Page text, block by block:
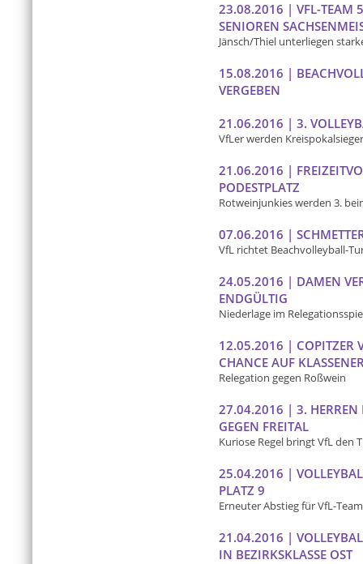
23.08.2016 | VFL-TEAM
SENIOREN
Jänsch/Thiel unterliegen
15.08.2016 |
VERGEBEN
21.06.2016 | 3.
VfLer werden Kreispokalsieger
21.06.2016 |
PODESTPLATZ
Rotweinjunkies werden 3.
07.06.2016 |
VfL richtet Beachvolleyball-
24.05.2016 | DAMEN
ENDGÜLTIG
Niederlage im
12.05.2016 | COPITZER
CHANCE AUF
Relegation gegen Roßwein
27.04.2016 | 3. HERREN
GEGEN FREITAL
Kuriose Regel bringt VfL den
25.04.2016 |
PLATZ 9
Erneuter Abstieg für VfL-Team
21.04.2016 |
IN BEZIRKSKLASSE OST